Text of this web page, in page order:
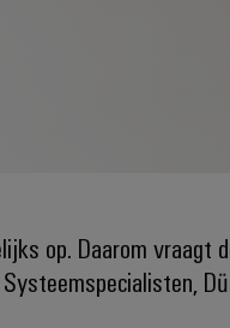
op. Daarom vraagt